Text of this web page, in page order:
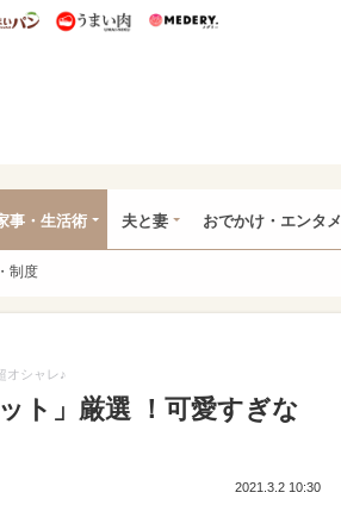
集
めし うまいパン うまい肉
事・生活術 夫と妻 おでかけ・エンタメ
制度
オシャレ♪
ト」厳選 ！可愛すぎな
2021.3.2 10:30